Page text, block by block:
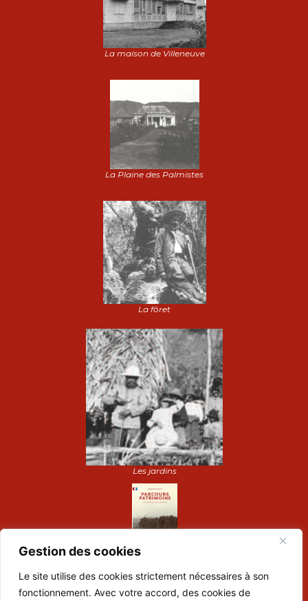
Gestion des cookies
Le site utilise des cookies strictement nécessaires à son
fonctionnement. Avec votre accord, des cookies de
La maison de Villeneuve
La Plaine des Palmistes
La fôret
Les jardins
Dépliant de visite :
Préparez votre visite